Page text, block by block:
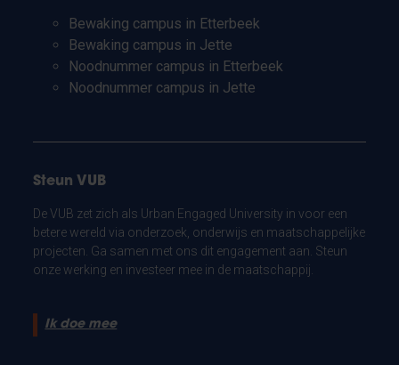
Bewaking campus in Etterbeek
Bewaking campus in Jette
Noodnummer campus in Etterbeek
Noodnummer campus in Jette
Steun VUB
De VUB zet zich als Urban Engaged University in voor een
betere wereld via onderzoek, onderwijs en maatschappelijke
projecten. Ga samen met ons dit engagement aan. Steun
onze werking en investeer mee in de maatschappij.
Ik doe mee